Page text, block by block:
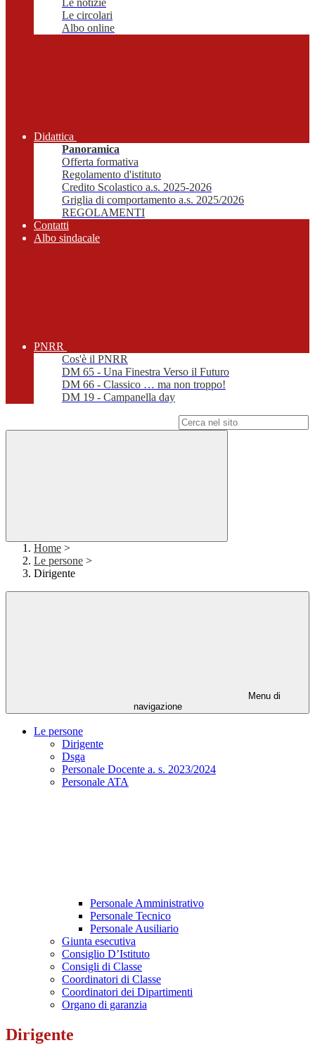
Le notizie
Le circolari
Albo online
Didattica
Panoramica
Offerta formativa
Regolamento d'istituto
Credito Scolastico a.s. 2025-2026
Griglia di comportamento a.s. 2025/2026
REGOLAMENTI
Contatti
Albo sindacale
PNRR
Cos'è il PNRR
DM 65 - Una Finestra Verso il Futuro
DM 66 - Classico … ma non troppo!
DM 19 - Campanella day
Home >
Le persone >
Dirigente
Menu di
navigazione
Le persone
Dirigente
Dsga
Personale Docente a. s. 2023/2024
Personale ATA
Personale Amministrativo
Personale Tecnico
Personale Ausiliario
Giunta esecutiva
Consiglio D’Istituto
Consigli di Classe
Coordinatori di Classe
Coordinatori dei Dipartimenti
Organo di garanzia
Dirigente